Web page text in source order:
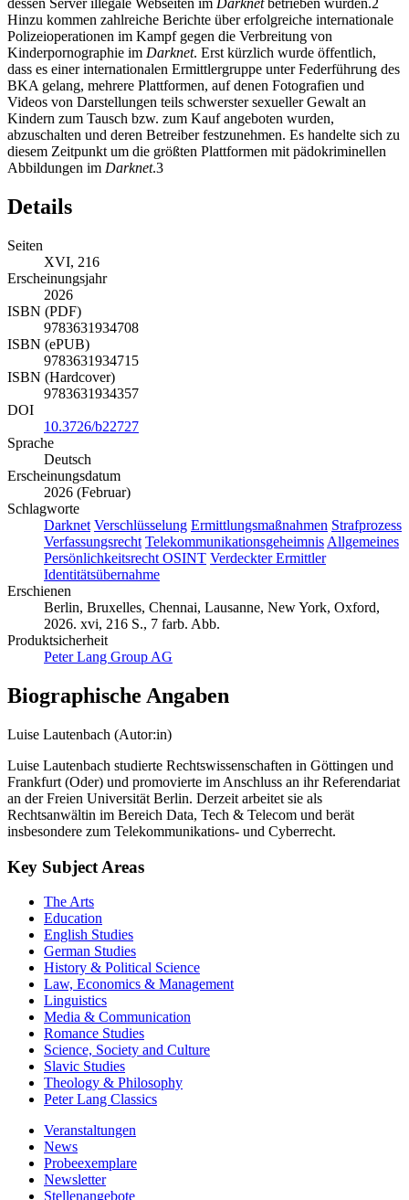
dessen Server illegale Webseiten im Darknetbetrieben wurden.2
Hinzu kommen zahlreiche Berichte über erfolgreiche internationale
Polizeioperationen im Kampf gegen die Verbreitung von
Kinderpornographie im Darknet. Erst kürzlich wurde öffentlich,
dass es einer internationalen Ermittlergruppe unter Federführung des
BKA gelang, mehrere Plattformen, auf denen Fotografien und
Videos von Darstellungen teils schwerster sexueller Gewalt an
Kindern zum Tausch bzw. zum Kauf angeboten wurden,
abzuschalten und deren Betreiber festzunehmen. Es handelte sich zu
diesem Zeitpunkt um die größten Plattformen mit pädokriminellen
Abbildungen im Darknet.3
Details
Seiten
XVI, 216
Erscheinungsjahr
2026
ISBN (PDF)
9783631934708
ISBN (ePUB)
9783631934715
ISBN (Hardcover)
9783631934357
DOI
10.3726/b22727
Sprache
Deutsch
Erscheinungsdatum
2026 (Februar)
Schlagworte
Darknet Verschlüsselung Ermittlungsmaßnahmen Strafprozess
Verfassungsrecht Telekommunikationsgeheimnis Allgemeines
Persönlichkeitsrecht OSINT Verdeckter Ermittler
Identitätsübernahme
Erschienen
Berlin, Bruxelles, Chennai, Lausanne, New York, Oxford,
2026. xvi, 216 S., 7 farb. Abb.
Produktsicherheit
Peter Lang Group AG
Biographische Angaben
Luise Lautenbach (Autor:in)
Luise Lautenbach studierte Rechtswissenschaften in Göttingen und
Frankfurt (Oder) und promovierte im Anschluss an ihr Referendariat
an der Freien Universität Berlin. Derzeit arbeitet sie als
Rechtsanwältin im Bereich Data, Tech & Telecom und berät
insbesondere zum Telekommunikations- und Cyberrecht.
Key Subject Areas
The Arts
Education
English Studies
German Studies
History & Political Science
Law, Economics & Management
Linguistics
Media & Communication
Romance Studies
Science, Society and Culture
Slavic Studies
Theology & Philosophy
Peter Lang Classics
Veranstaltungen
News
Probeexemplare
Newsletter
Stellenangebote